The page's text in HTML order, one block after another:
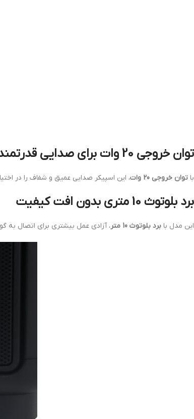
توان خروجی 20 وات برای صدایی قدرتمند
با توان خروجی 20 وات ، این اسپیکر صدایی عمیق و شفاف را در
برد بلوتوث 10 متری بدون افت کیفیت
این مدل با برد بلوتوث 10 متر ، آزادی عمل بیشتری برای اتصال به